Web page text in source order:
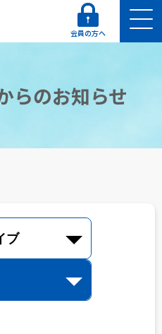
会員の方へ
らのお知らせ